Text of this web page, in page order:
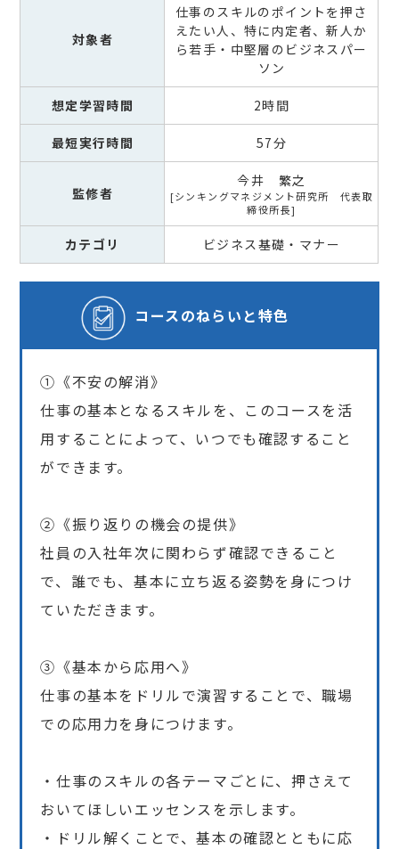
対象者
仕事のスキルのポイントを押さ
えたい人、特に内定者、新人か
ら若手・中堅層のビジネスパー
ソン
想定学習時間 2時間
最短実行時間 57分
監修者
今井 繁之
シンキングマネジメント研究所 代表取
締役所長
カテゴリ ビジネス基礎・マナー
コースのねらいと特色
①《不安の解消》
仕事の基本となるスキルを、このコースを活
用することによって、いつでも確認すること
ができます。
②《振り返りの機会の提供》
社員の入社年次に関わらず確認できること
で、誰でも、基本に立ち返る姿勢を身につけ
ていただきます。
③《基本から応用へ》
仕事の基本をドリルで演習することで、職場
での応用力を身につけます。
・仕事のスキルの各テーマごとに、押さえて
おいてほしいエッセンスを示します。
・ドリル解くことで、基本の確認とともに応